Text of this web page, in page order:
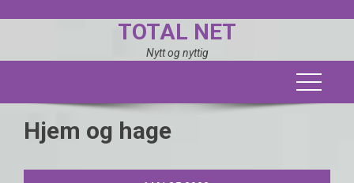
TOTAL NET
Nytt og nyttig
Hjem og hage